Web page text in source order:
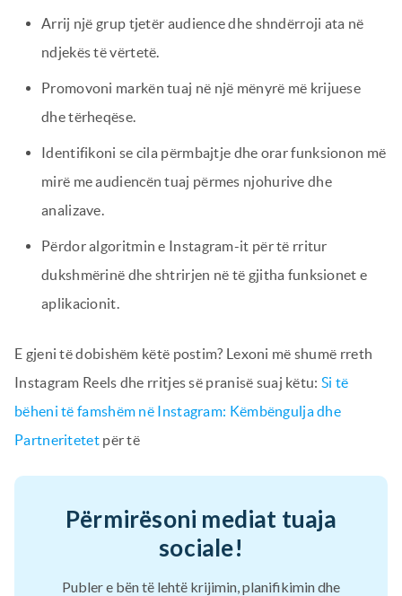
Arrij një grup tjetër audience dhe shndërroji ata në
ndjekës të vërtetë.
Promovoni markën tuaj në një mënyrë më krijuese
dhe tërheqëse.
Identifikoni se cila përmbajtje dhe orar funksionon më
mirë me audiencën tuaj përmes njohurive dhe
analizave.
Përdor algoritmin e Instagram-it për të rritur
dukshmërinë dhe shtrirjen në të gjitha funksionet e
aplikacionit.
E gjeni të dobishëm këtë postim? Lexoni më shumë rreth
Instagram Reels dhe rritjes së pranisë suaj këtu: Si të
bëheni të famshëm në Instagram: Këmbëngulja dhe
Partneritetetpër të
Përmirësoni mediat tuaja
sociale!
Publer e bën të lehtë krijimin, planifikimin dhe